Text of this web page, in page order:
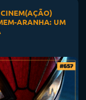
ARANHA: UM